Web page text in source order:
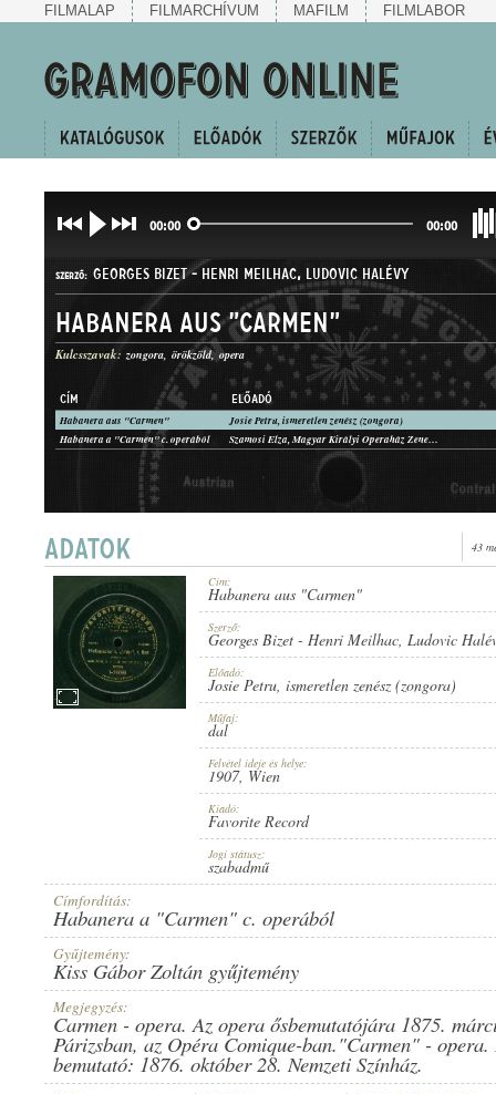
FILMALAP FILMARCHÍVUM MAFILM FILMLABOR
00:00 00:00
SZERZŐ: GEORGES BIZET- HENRI MEILHAC, LUDOVIC HALÉVY
MŰFAJ: DAL
MEGJELENÉS IDEJE: 1907
LEMEZSZÁM: 1-26060
Habanera aus "Carmen"
Kulcsszavak: zongora örökzöld opera
CÍM ELŐADÓ
Habanera aus "Carmen"
Josie Petru, ismeretlen zenész (zongora)
Habanera a "Carmen" c. operából
Szamosi Elza, Magyar Királyi Operaház Zenekara
43
Cím:
Habanera aus "Carmen"
Szerző:
Georges Bizet - Henri Meilhac, Ludovic
Előadó:
Josie Petru, ismeretlen zenész (zongora)
Műfaj:
dal
Felvétel ideje és helye:
1907, Wien
Kiadó:
Favorite Record
Jogi státusz:
szabadmű
Címfordítás:
Habanera a "Carmen" c. operából
Gyűjtemény:
Kiss Gábor Zoltán gyűjtemény
Megjegyzés:
Carmen - opera. Az opera ősbemutatójára 1875.
Párizsban, az Opéra Comique-ban."Carmen" - opera.
bemutató: 1876. október 28. Nemzeti Színház.